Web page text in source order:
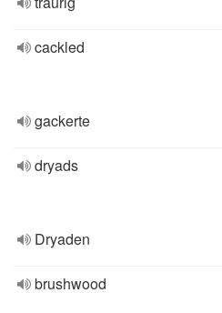
cackled
gackerte
dryads
Dryaden
brushwood